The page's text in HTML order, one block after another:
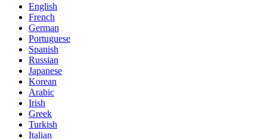
English
French
German
Portuguese
Spanish
Russian
Japanese
Korean
Arabic
Irish
Greek
Turkish
Italian